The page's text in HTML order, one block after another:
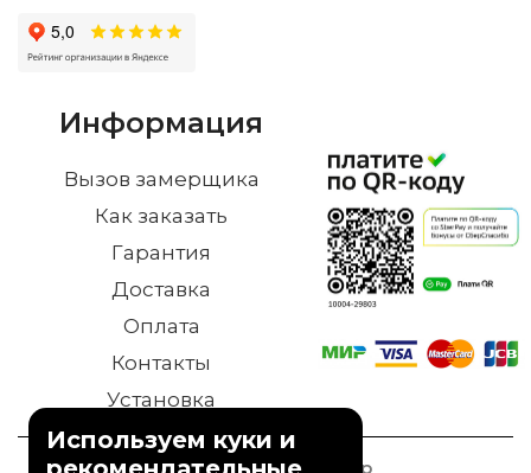
Информация
Вызов замерщика
Как заказать
Гарантия
Доставка
Оплата
Контакты
Установка
© 2023 Дверной Двор
Используем куки и